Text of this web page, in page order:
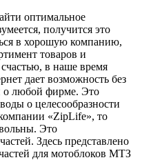
оптимальное
получится это
в хорошую компанию,
товаров и
в наше время
дает возможность без
о любой фирме. Это
о целесообразности
«ZipLife», то
Это
Здесь представлено
для мотоблоков МТЗ